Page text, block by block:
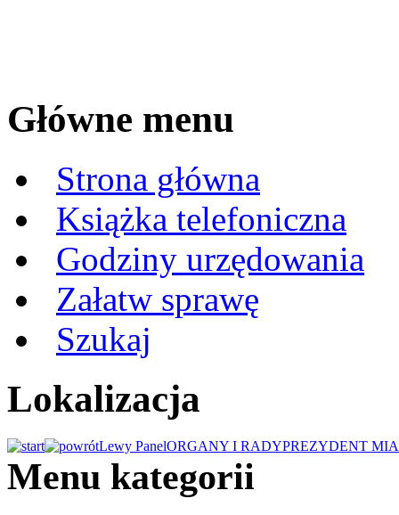
Główne menu
Strona główna
Książka telefoniczna
Godziny urzędowania
Załatw sprawę
Szukaj
Lokalizacja
Lewy PanelORGANY I RADYPREZYDENT
Menu kategorii